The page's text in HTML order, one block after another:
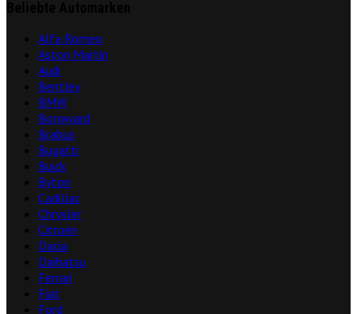
Alfa Romeo
Aston Martin
Audi
Bentley
BMW
Borgward
Brabus
Bugatti
Buick
Byton
Cadillac
Chrysler
Citroën
Dacia
Daihatsu
Ferrari
Fiat
Ford